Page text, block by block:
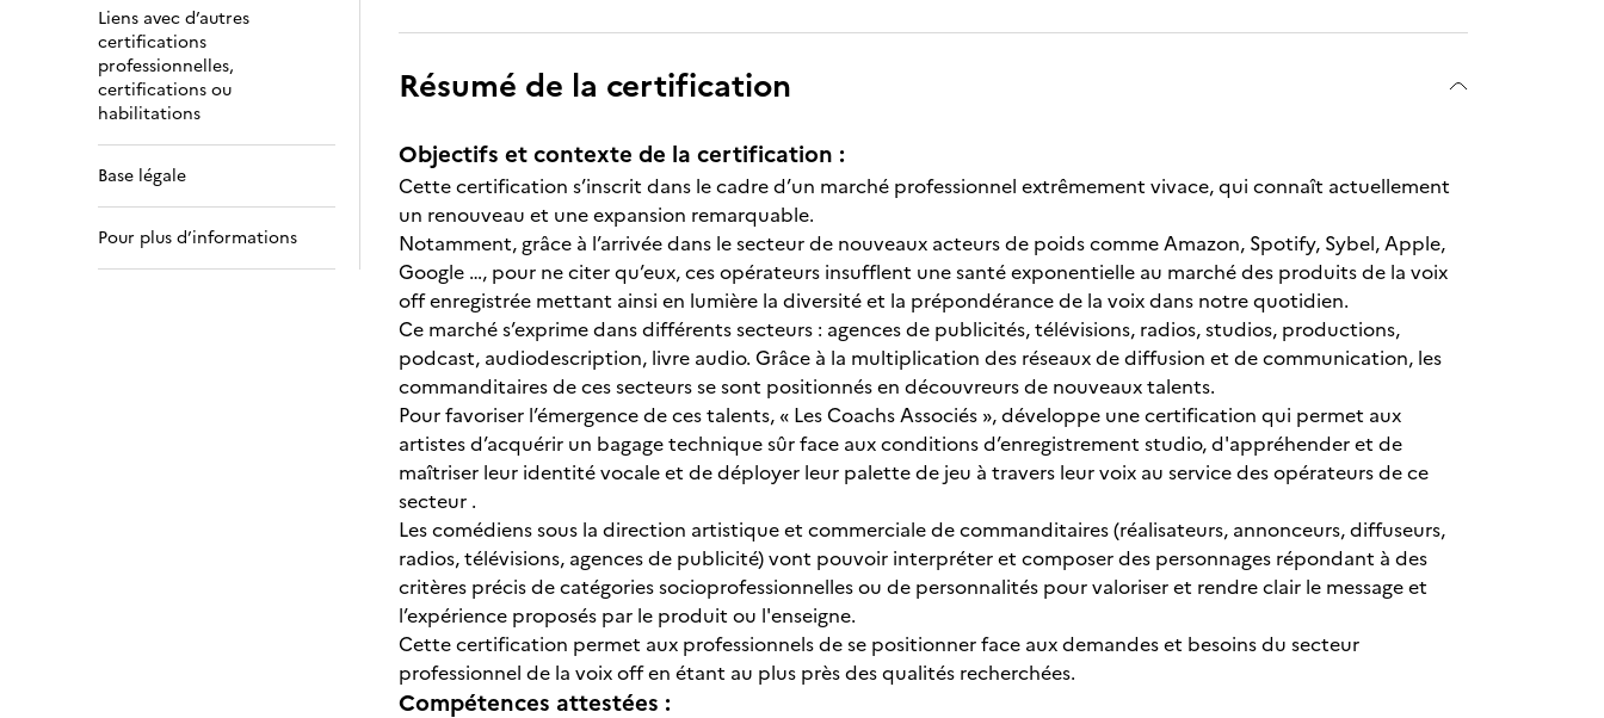
Liens avec d’autres
certifications
professionnelles,
certifications ou
habilitations
Base légale
Pour plus d’informations
Résumé de la certification
Objectifs et contexte de la certification :
Cette certification s’inscrit dans le cadre d’un marché professionnel extrêmement vivace, qui connaît actuellement
un renouveau et une expansion remarquable.
Notamment, grâce à l’arrivée dans le secteur de nouveaux acteurs de poids comme Amazon, Spotify, Sybel, Apple,
Google …, pour ne citer qu’eux, ces opérateurs insufflent une santé exponentielle au marché des produits de la voix
off enregistrée mettant ainsi en lumière la diversité et la prépondérance de la voix dans notre quotidien.
Ce marché s’exprime dans différents secteurs : agences de publicités, télévisions, radios, studios, productions,
podcast, audiodescription, livre audio. Grâce à la multiplication des réseaux de diffusion et de communication, les
commanditaires de ces secteurs se sont positionnés en découvreurs de nouveaux talents.
Pour favoriser l’émergence de ces talents, « Les Coachs Associés », développe une certification qui permet aux
artistes d’acquérir un bagage technique sûr face aux conditions d’enregistrement studio, d'appréhender et de
maîtriser leur identité vocale et de déployer leur palette de jeu à travers leur voix au service des opérateurs de ce
secteur .
Les comédiens sous la direction artistique et commerciale de commanditaires (réalisateurs, annonceurs, diffuseurs,
radios, télévisions, agences de publicité) vont pouvoir interpréter et composer des personnages répondant à des
critères précis de catégories socioprofessionnelles ou de personnalités pour valoriser et rendre clair le message et
l’expérience proposés par le produit ou l'enseigne.
Cette certification permet aux professionnels de se positionner face aux demandes et besoins du secteur
professionnel de la voix off en étant au plus près des qualités recherchées.
Compétences attestées :